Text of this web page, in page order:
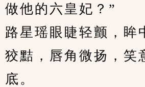
做他的六皇妃？”
路星瑶眼睫轻颤，眸
狡黠，唇角微扬，笑
底。